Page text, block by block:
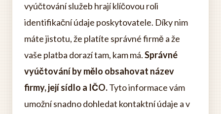
vyúčtování služeb hrají klíčovou roli
identifikační údaje poskytovatele. Díky nim
máte jistotu, že platíte správné firmě a že
vaše platba dorazí tam, kam má.Správné
vyúčtování by mělo obsahovat název
firmy, její sídlo a IČO.Tyto informace vám
umožní snadno dohledat kontaktní údaje a v